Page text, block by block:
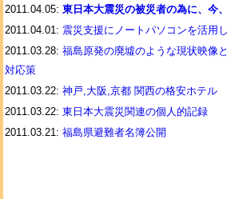
2011.04.05: 東日本大震災の被災者の為に、今
2011.04.01: 震災支援にノートパソコンを活用し
2011.03.28: 福島原発の廃墟のような現状映像
対応策
2011.03.22: 神戸,大阪,京都 関西の格安ホテル
2011.03.22: 東日本大震災関連の個人的記録
2011.03.21: 福島県避難者名簿公開